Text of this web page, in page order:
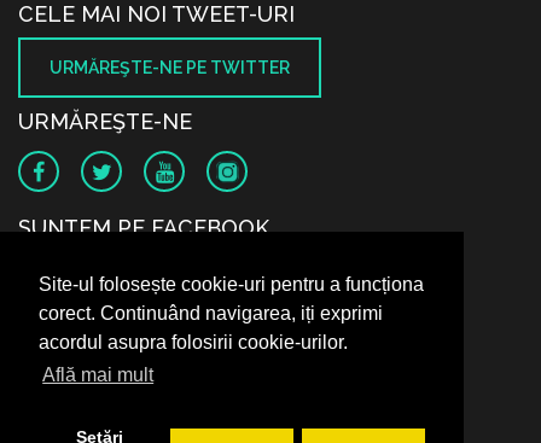
Site-ul folosește cookie-uri pentru a funcționa
corect. Continuând navigarea, iți exprimi
acordul asupra folosirii cookie-urilor.
Află mai mult
Setări
CELE MAI NOI TWEET-URI
URMĂREŞTE-NE PE TWITTER
URMĂREŞTE-NE
SUNTEM PE FACEBOOK